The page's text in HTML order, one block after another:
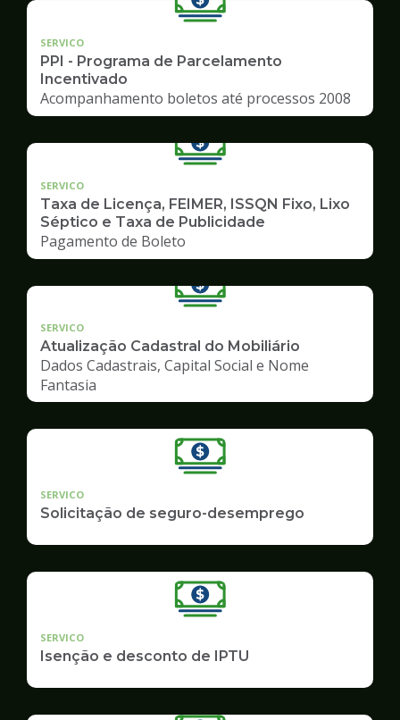
SERVICO
PPI - Programa de Parcelamento
Incentivado
Acompanhamento boletos até processos 2008
SERVICO
Taxa de Licença, FEIMER, ISSQN Fixo, Lixo
Séptico e Taxa de Publicidade
Pagamento de Boleto
SERVICO
Atualização Cadastral do Mobiliário
Dados Cadastrais, Capital Social e Nome
Fantasia
SERVICO
Solicitação de seguro-desemprego
SERVICO
Isenção e desconto de IPTU